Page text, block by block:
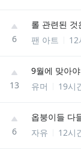
6
롤 관련된
팬 아트
12
13
9월에 맞아
유머
19시
6
옵붕이들 다
자유
12시